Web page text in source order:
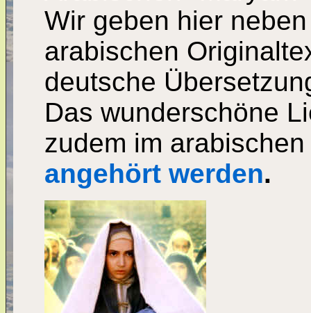
Wir geben hier
arabischen
deutsche
Das wunderschöne
zudem im
angehört werden.